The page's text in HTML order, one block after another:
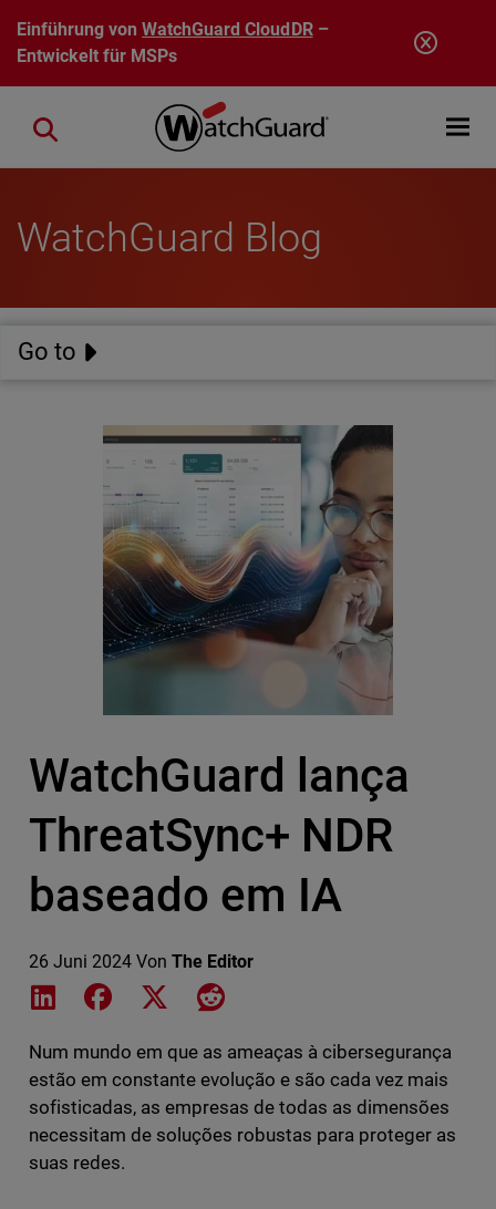
Direkt zum Inhalt
Einführung vonWatchGuard CloudDR–
Entwickelt für MSPs
Open
Close search
WatchGuard Blog
Go to
WatchGuard lança
ThreatSync+ NDR
baseado em IA
26 Juni 2024 Von The Editor
Share on LinkedIn
Share on Facebook
Share on XShare on Reddit
Num mundo em que as ameaças à cibersegurança
estão em constante evolução e são cada vez mais
sofisticadas, as empresas de todas as dimensões
necessitam de soluções robustas para proteger as
suas redes.